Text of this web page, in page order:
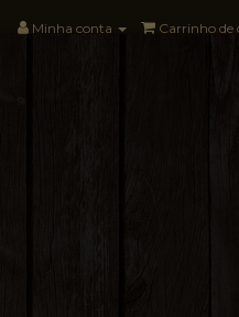
Minha conta Carrinho de